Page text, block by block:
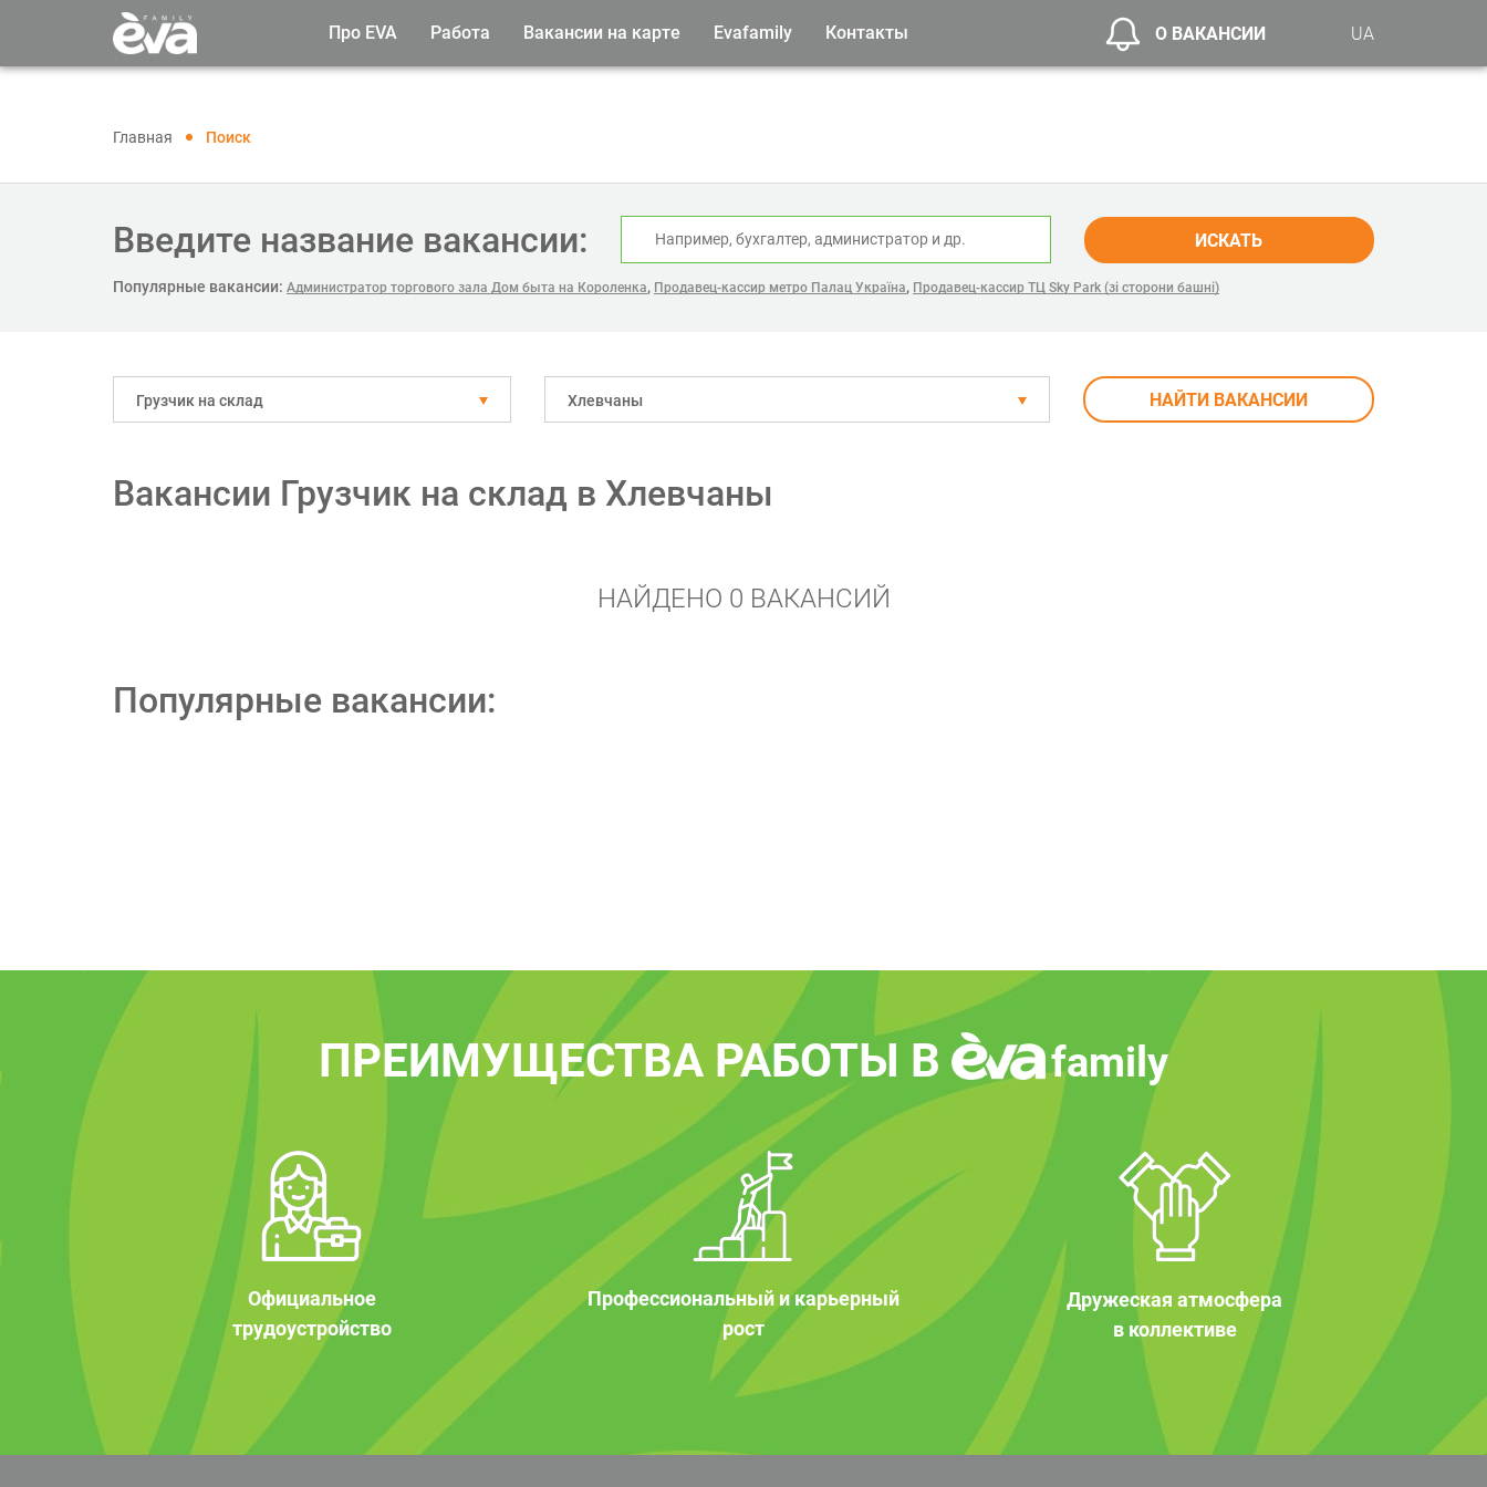
Про EVA Работа Вакансии на карте Evafamily Контакты О ВАКАНСИИ UA
Главная Поиск
Введите название вакансии: ИСКАТЬ
Популярные вакансии: Администратор торгового зала Дом быта на Короленка, Продавец-кассир метро Палац Україна, Продавец-кассир ТЦ Sky Park (зі сторони башні)
Грузчик на склад Хлевчаны НАЙТИ ВАКАНСИИ
Вакансии Грузчик на склад в Хлевчаны
НАЙДЕНО 0 ВАКАНСИЙ
Популярные вакансии:
ПРЕИМУЩЕСТВА РАБОТЫ В family
Официальное
трудоустройство
Профессиональный и карьерный
рост
Дружеская атмосфера
в коллективе